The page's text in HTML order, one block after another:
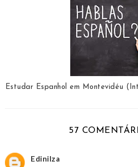
Estudar Espanhol em Montevidéu
57
Edinilza